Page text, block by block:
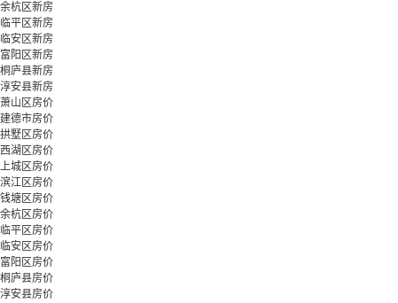
余杭区新房
临平区新房
临安区新房
富阳区新房
桐庐县新房
淳安县新房
萧山区房价
建德市房价
拱墅区房价
西湖区房价
上城区房价
滨江区房价
钱塘区房价
余杭区房价
临平区房价
临安区房价
富阳区房价
桐庐县房价
淳安县房价